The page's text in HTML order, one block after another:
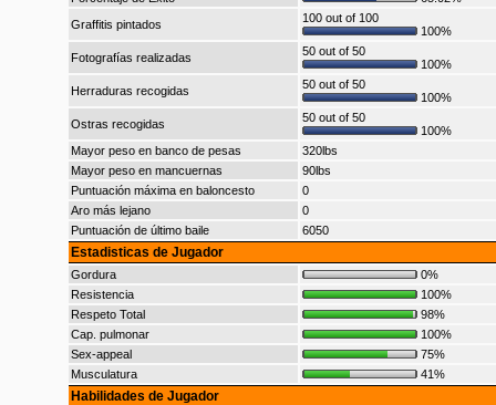
Graffitis pintados
100 out of 100
100%
Fotografías realizadas
50 out of 50
100%
Herraduras recogidas
50 out of 50
100%
Ostras recogidas
50 out of 50
100%
Mayor peso en banco de pesas
320lbs
Mayor peso en mancuernas
90lbs
Puntuación máxima en baloncesto
0
Aro más lejano
0
Puntuación de último baile
6050
Estadisticas de Jugador
Gordura
0%
Resistencia
100%
Respeto Total
98%
Cap. pulmonar
100%
Sex-appeal
75%
Musculatura
41%
Habilidades de Jugador